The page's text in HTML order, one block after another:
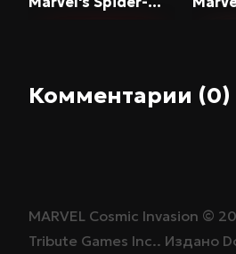
Комментарии (0)
MARVEL Cosmic Invasion ©
Tribute Games Inc.. Издано